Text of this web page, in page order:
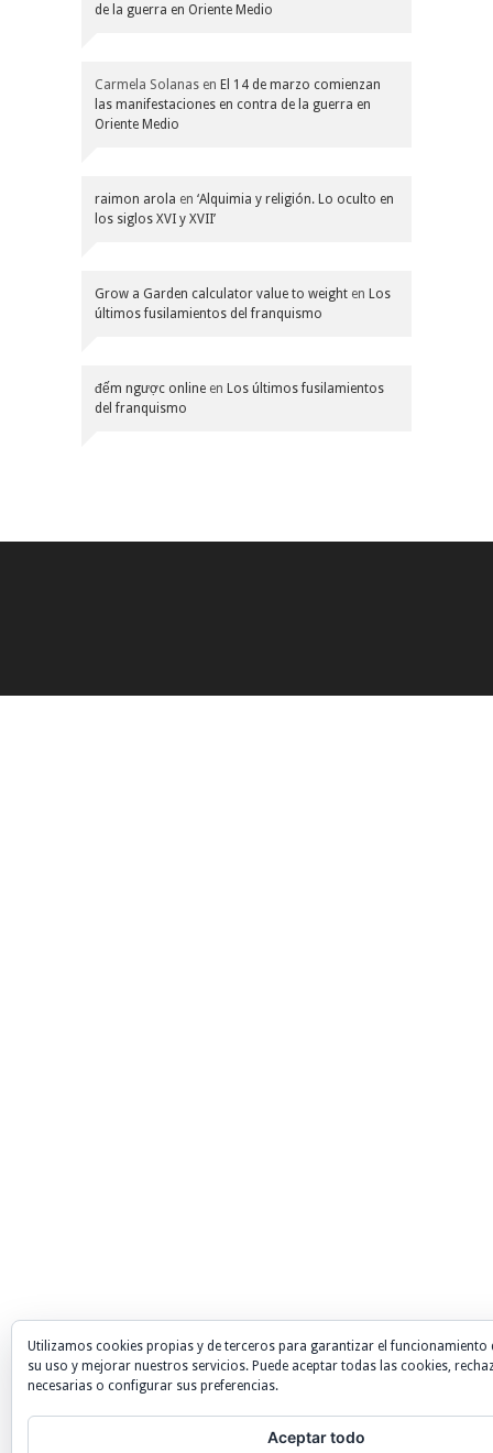
de la guerra en Oriente Medio
Carmela Solanas en El 14 de marzo comienzan
las manifestaciones en contra de la guerra en
Oriente Medio
raimon arola en ‘Alquimia y religión. Lo oculto en
los siglos XVI y XVII’
Grow a Garden calculator value to weight en Los
últimos fusilamientos del franquismo
đếm ngược online en Los últimos fusilamientos
del franquismo
Utilizamos cookies propias y de terceros para garantizar el funcionamiento
su uso y mejorar nuestros servicios. Puede aceptar todas las cookies,
necesarias o configurar sus preferencias.
Aceptar todo